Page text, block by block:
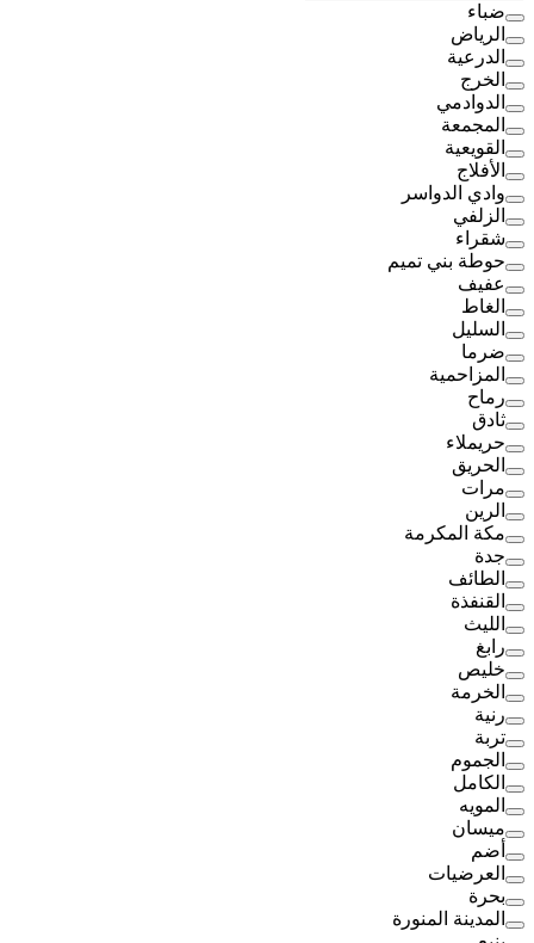
ضباء
الرياض
الدرعية
الخرج
الدوادمي
المجمعة
القويعية
الأفلاج
وادي الدواسر
الزلفي
شقراء
حوطة بني تميم
عفيف
الغاط
السليل
ضرما
المزاحمية
رماح
ثادق
حريملاء
الحريق
مرات
الرين
مكة المكرمة
جدة
الطائف
القنفذة
الليث
رابغ
خليص
الخرمة
رنية
تربة
الجموم
الكامل
المويه
ميسان
أضم
العرضيات
بحرة
المدينة المنورة